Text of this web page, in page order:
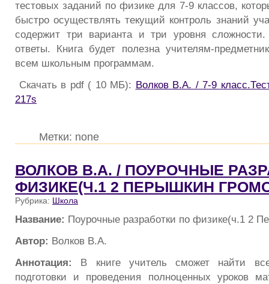
тестовых заданий по физике для 7-9 классов,
быстро осуществлять текущий контроль знаний
содержит три варианта и три уровня
ответы. Книга будет полезна учителям-
всем школьным программам.
Скачать в pdf ( 10 МБ): Волков В.А. / 7-9
217s
Метки: none
ВОЛКОВ В.А. / ПОУРОЧНЫЕ
ФИЗИКЕ(Ч.1 2 ПЕРЫШКИН
Рубрика: Школа
Название: Поурочные разработки по физике(ч.1 2
Автор: Волков В.А.
Аннотация: В книге учитель сможет найти
подготовки и проведения полноценных уроков